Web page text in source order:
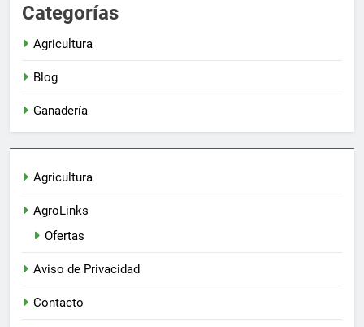
Categorías
Agricultura
Blog
Ganadería
Agricultura
AgroLinks
Ofertas
Aviso de Privacidad
Contacto